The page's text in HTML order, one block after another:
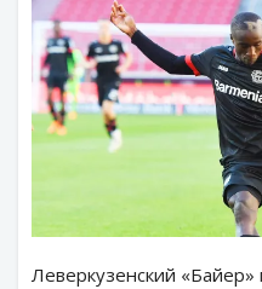
Леверкузенский